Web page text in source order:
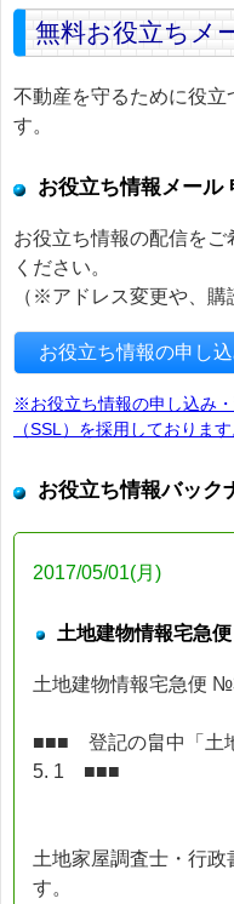
無料お役立ちメ
不動産を守るために役立
す。
お役立ち情報メール
お役立ち情報の配信を
ください。
（※アドレス変更や、購
お役立ち情報の申し
※お役立ち情報の申し込み
（SSL）を採用しております
お役立ち情報バック
2017/05/01(月)
土地建物情報宅急
土地建物情報宅急便
■■■ 登記の畠中「土
5. 1 ■■■
土地家屋調査士・行
す。